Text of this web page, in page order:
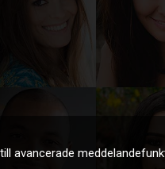
avancerade